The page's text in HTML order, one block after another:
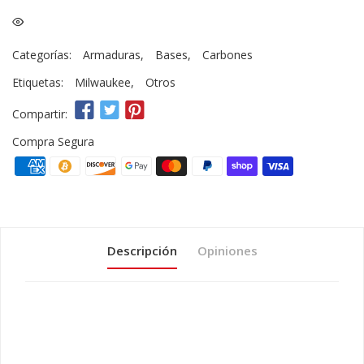
Categorías: Armaduras, Bases,
Carbones
Etiquetas:
Milwaukee, Otros
Compartir:
Compra Segura
Descripción Opiniones